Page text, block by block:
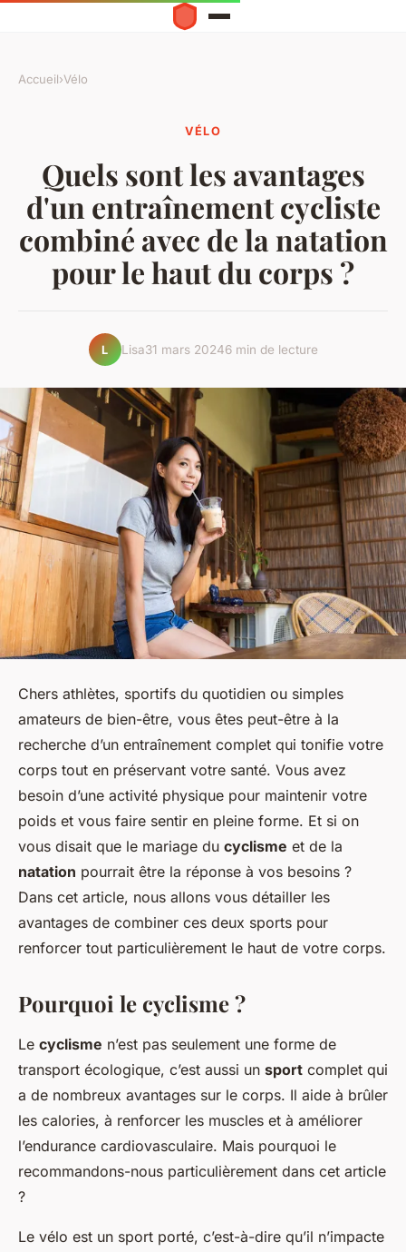
Accueil›Vélo
VÉLO
Quels sont les avantages
d'un entraînement cycliste
combiné avec de la natation
pour le haut du corps ?
L Lisa31 mars 20246 min de lecture
Chers athlètes, sportifs du quotidien ou simples
amateurs de bien-être, vous êtes peut-être à la
recherche d’un entraînement complet qui tonifie votre
corps tout en préservant votre santé. Vous avez
besoin d’une activité physique pour maintenir votre
poids et vous faire sentir en pleine forme. Et si on
vous disait que le mariage du cyclisme et de la
natation pourrait être la réponse à vos besoins ?
Dans cet article, nous allons vous détailler les
avantages de combiner ces deux sports pour
renforcer tout particulièrement le haut de votre corps.
Pourquoi le cyclisme ?
Le cyclisme n’est pas seulement une forme de
transport écologique, c’est aussi un sport complet qui
a de nombreux avantages sur le corps. Il aide à brûler
les calories, à renforcer les muscles et à améliorer
l’endurance cardiovasculaire. Mais pourquoi le
recommandons-nous particulièrement dans cet article
?
Le vélo est un sport porté, c’est-à-dire qu’il n’impacte